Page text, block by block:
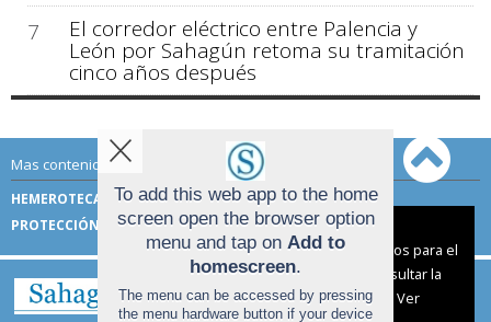
7
El corredor eléctrico entre Palencia y
León por Sahagún retoma su tramitación
cinco años después
Mas contenido de Sahagún Digital:
HEMEROTECA
TÉRMINOS DE USO
PROTECCIÓN DE DATOS
To add this web app to the home
screen open the browser option
menu and tap on Add to
homescreen.
The menu can be accessed by pressing
the menu hardware button if your device
Aviso sobre el Uso de cookies:
Utilizamos cookies nuestras y de terceros para el
funcionamiento del digital. Puedes consultar la
lista de cookies y como desconectarlas.
Ver